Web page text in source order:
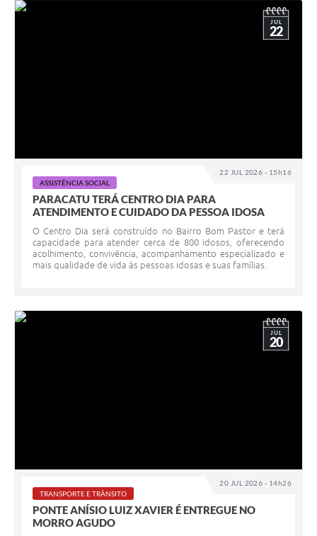
22 JUL 2026 - 15h16
JUL
22
ASSISTÊNCIA SOCIAL
PARACATU TERÁ CENTRO DIA PARA
ATENDIMENTO E CUIDADO DA PESSOA IDOSA
O Centro Dia será construído no Bairro Bom Pastor e terá
capacidade para atender cerca de 800 idosos, oferecendo
acolhimento, convivência, acompanhamento especializado e
mais qualidade de vida às pessoas idosas e suas famílias.
20 JUL 2026 - 14h26
JUL
20
TRANSPORTE E TRÂNSITO
PONTE ANÍSIO LUIZ XAVIER É ENTREGUE NO
MORRO AGUDO